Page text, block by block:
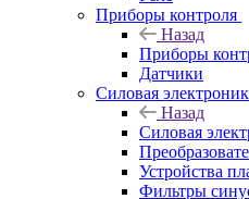
Приборы контроля
Назад
Приборы
Датчики
Силовая
Назад
Силовая
Устройства
Фильтры